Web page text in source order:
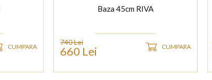
CUMPARA
Baza 45cm RIVA
740 Lei
660 Lei CUMPARA